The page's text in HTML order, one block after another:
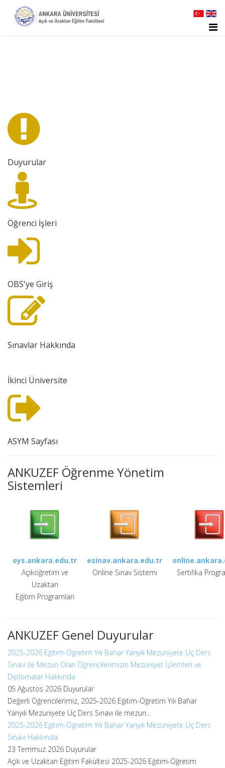
Duyurular
Öğrenci İşleri
OBS'ye Giriş
Sınavlar Hakkında
İkinci Üniversite
ASYM Sayfası
ANKUZEF Öğrenme Yönetim
Sistemleri
oys.ankara.edu.tr
Açıköğretim ve
Uzaktan
Eğitim Programları
esinav.ankara.edu.tr
Online Sınav Sistemi
Sertifika
ANKUZEF Genel Duyurular
2025-2026 Eğitim-Öğretim Yılı Bahar Yarıyılı Mezuniyete Üç Ders
Sınavı ile Mezun Olan Öğrencilerimizin Mezuniyet İşlemleri ve
Diplomalar Hakkında
05 Ağustos 2026 Duyurular
Değerli Öğrencilerimiz, 2025-2026 Eğitim-Öğretim Yılı Bahar
Yarıyılı Mezuniyete Üç Ders Sınavı ile mezun...
2025-2026 Eğitim-Öğretim Yılı Bahar Yarıyılı Mezuniyete Üç Ders
Sınavı Hakkında
23 Temmuz 2026 Duyurular
Açık ve Uzaktan Eğitim Fakültesi 2025-2026 Eğitim-Öğretim